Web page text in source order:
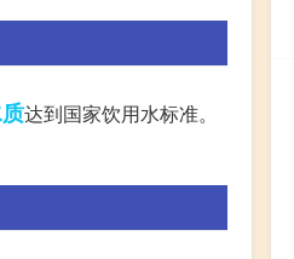
达到国家饮用水标准。